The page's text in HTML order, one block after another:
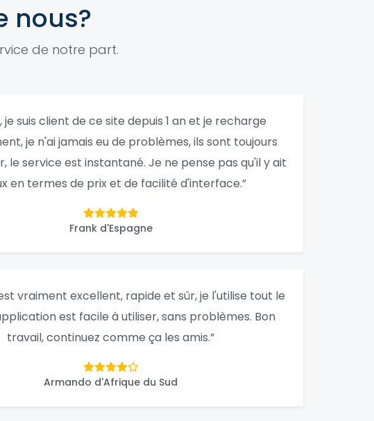
nous?
de notre part.
je suis client de ce site depuis 1 an et je recharge
je n'ai jamais eu de problèmes, ils sont toujours
le service est instantané. Je ne pense pas qu'il y ait
en termes de prix et de facilité d'interface.”
Frank d'Espagne
vraiment excellent, rapide et sûr, je l'utilise tout le
est facile à utiliser, sans problèmes. Bon
travail, continuez comme ça les amis.”
Armando d'Afrique du Sud